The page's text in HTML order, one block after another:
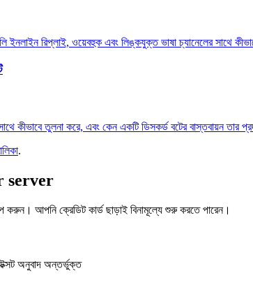
ইনলাইন রিপ্লাই, ওয়েবহুক এবং লিঙ্কযুক্ত ভাষা চ্যানেলের সাথে
কীভাবে তুলনা করে, এবং কেন একটি ডিসকর্ড বটের বাস্তবায়ন তার
.
server
আপনি ক্রেডিট কার্ড ছাড়াই বিনামূল্যে শুরু করতে পারেন।
অনুবাদ অন্তর্ভুক্ত